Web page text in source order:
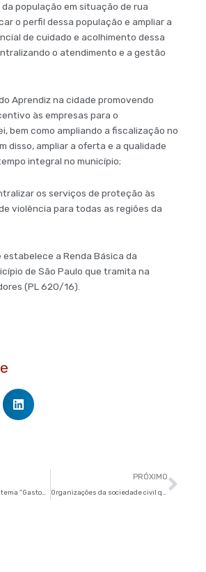
da população em situação de rua
o perfil dessa população e ampliar a
de cuidado e acolhimento dessa
o atendimento e a gestão
Aprendiz na cidade promovendo
às empresas para o
bem como ampliando a fiscalização no
disso, ampliar a oferta e a qualidade
integral no município;
os serviços de proteção às
violência para todas as regiões da
estabelece a Renda Básica da
de São Paulo que tramita na
(PL 620/16).
PRÓXIMO